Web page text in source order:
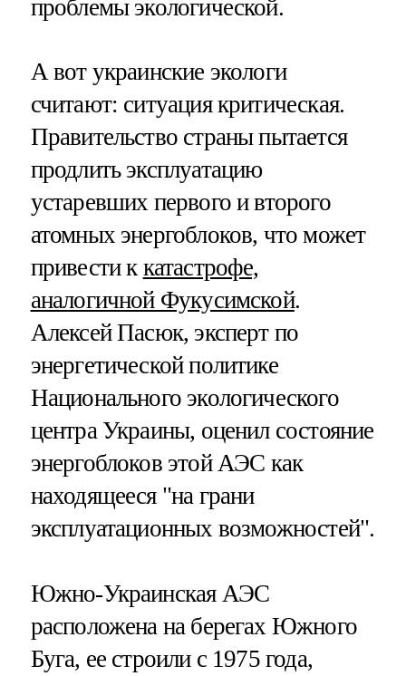
проблемы экологической.
А вот украинские экологи
считают: ситуация критическая.
Правительство страны пытается
продлить эксплуатацию
устаревших первого и второго
атомных энергоблоков, что может
привести к катастрофе,
аналогичной Фукусимской.
Алексей Пасюк, эксперт по
энергетической политике
Национального экологического
центра Украины, оценил состояние
энергоблоков этой АЭС как
находящееся "на грани
эксплуатационных возможностей".
Южно-Украинская АЭС
расположена на берегах Южного
Буга, ее строили с 1975 года,